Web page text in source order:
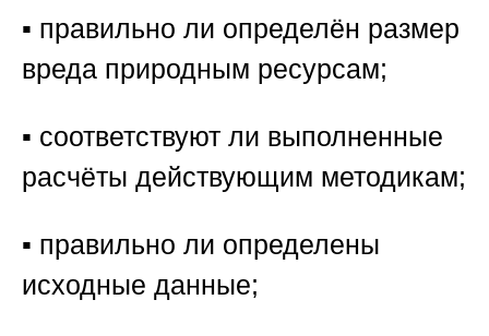
▪️ правильно ли определён размер
вреда природным ресурсам;
▪️ соответствуют ли выполненные
расчёты действующим методикам;
▪️ правильно ли определены
исходные данные;